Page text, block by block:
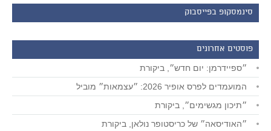
סינמסקופ בפייסבוק
פוסטים אחרונים
״ספיידרמן: יום חדש״, ביקורת
המועמדים לפרס אופיר 2026: ״עצמאות״ מוביל
״תיכון מגשימים״, ביקורת
״האודיסאה״ של כריסטופר נולאן, ביקורת